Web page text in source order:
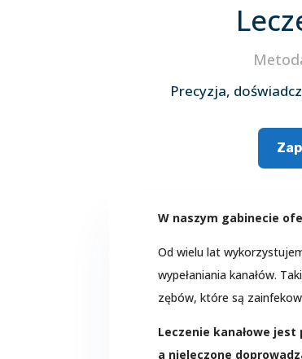
Precyzja,
W naszym gabinecie
Od wielu lat
wypełaniania kanałów.
zębów, które są
Leczenie kanałowe
a nieleczone